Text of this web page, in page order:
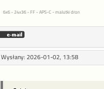
6x6 - 24x36 - FF - APS-C - malutki dron
Wysłany: 2026-01-02, 13:58